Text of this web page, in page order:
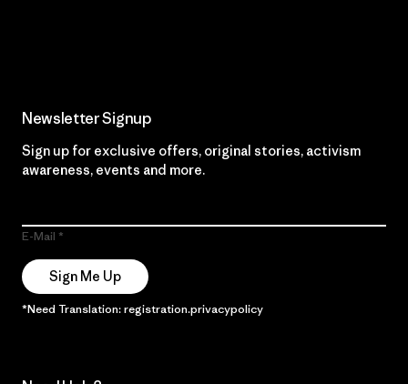
Newsletter Signup
Sign up for exclusive offers, original stories, activism
awareness, events and more.
E-Mail
Sign Me Up
*Need Translation: registration.privacypolicy